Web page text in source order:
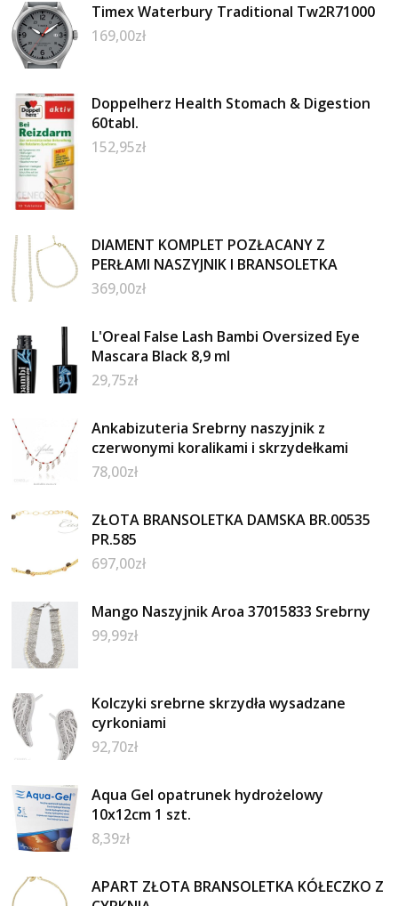
Timex Waterbury Traditional Tw2R71000
169,00zł
Doppelherz Health Stomach & Digestion
60tabl.
152,95zł
DIAMENT KOMPLET POZŁACANY Z
PERŁAMI NASZYJNIK I BRANSOLETKA
369,00zł
L'Oreal False Lash Bambi Oversized Eye
Mascara Black 8,9 ml
29,75zł
Ankabizuteria Srebrny naszyjnik z
czerwonymi koralikami i skrzydełkami
78,00zł
ZŁOTA BRANSOLETKA DAMSKA BR.00535
PR.585
697,00zł
Mango Naszyjnik Aroa 37015833 Srebrny
99,99zł
Kolczyki srebrne skrzydła wysadzane
cyrkoniami
92,70zł
Aqua Gel opatrunek hydrożelowy
10x12cm 1 szt.
8,39zł
APART ZŁOTA BRANSOLETKA KÓŁECZKO Z